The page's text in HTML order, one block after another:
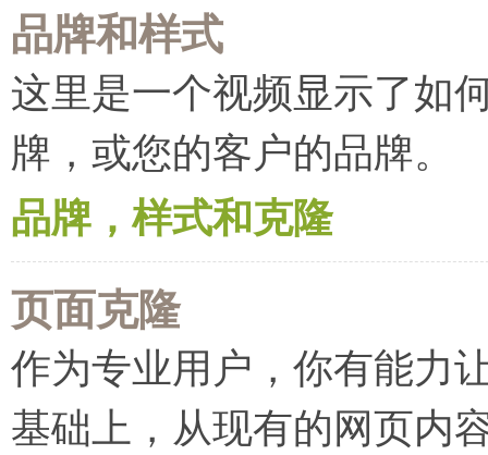
品牌和样式
这里是一个视频显示了如
牌，或您的客户的品牌。
品牌，样式和克隆
页面克隆
作为专业用户，你有能力
基础上，从现有的网页内